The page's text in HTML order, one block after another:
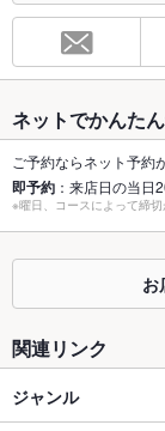
総席数 121席
最大宴会収
容人数
130人(
個室 なし ：
座敷 なし ：
掘りごたつ なし ：
なし
ネットでかんた
ご予約ならネット予約
即予約 ：来店日の当日
※曜日、コースによって締切
お
関連リンク
ジャンル